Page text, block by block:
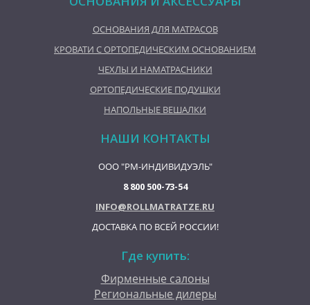
ОСНОВАНИЯ ДЛЯ МАТРАСОВ
КРОВАТИ С ОРТОПЕДИЧЕСКИМ ОСНОВАНИЕМ
ЧЕХЛЫ И НАМАТРАСНИКИ
ОРТОПЕДИЧЕСКИЕ ПОДУШКИ
НАПОЛЬНЫЕ ВЕШАЛКИ
НАШИ КОНТАКТЫ
ООО "РМ-ИНДИВИДУЭЛЬ"
8 800 500-73-54
INFO@ROLLMATRATZE.RU
ДОСТАВКА ПО ВСЕЙ РОССИИ!
Где купить:
Фирменные салоны
Региональные дилеры